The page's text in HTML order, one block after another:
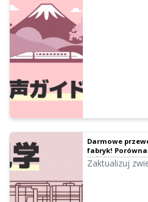
Darmowe
fabryk!
み上げソフト
Zaktualizuj